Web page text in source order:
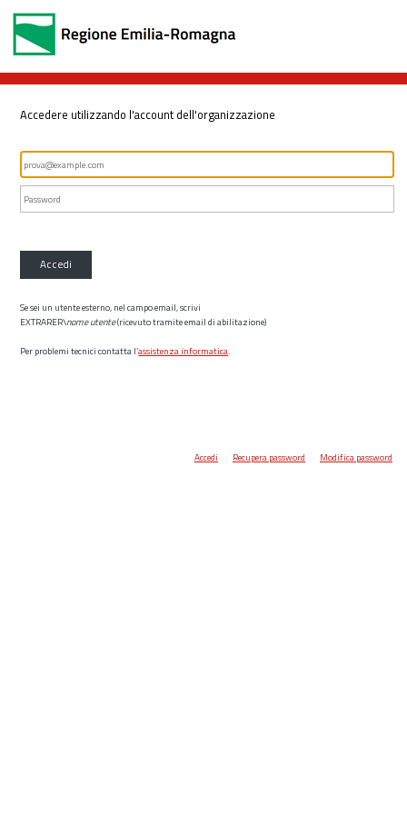
Accedere utilizzando l'account dell'organizzazione
Accedi
Se sei un utente esterno, nel campo email, scrivi
EXTRARER\nome utente(ricevuto tramite email di abilitazione)
Per problemi tecnici contatta l’assistenza informatica.
Accedi Recupera password Modifica password